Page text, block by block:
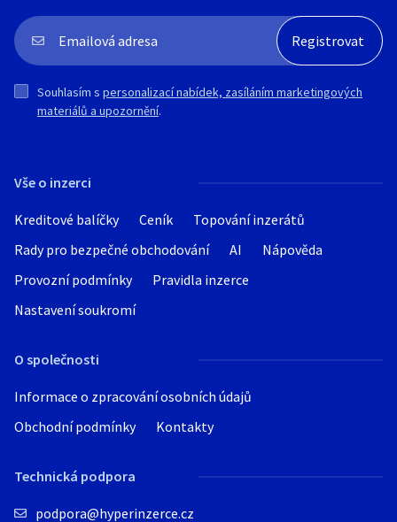
Vše o inzerci
Kreditové balíčky Ceník
Topování inzerátů
Rady pro bezpečné obchodování
AI
Nápověda
Provozní podmínky
Pravidla inzerce
Nastavení soukromí
O společnosti
Informace o zpracování osobních údajů
Obchodní podmínky
Kontakty
Technická podpora
podpora@hyperinzerce.cz
Souhlasím s personalizací nabídek, zasíláním marketingových
materiálů a upozornění.